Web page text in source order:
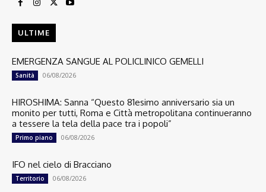
ULTIME
EMERGENZA SANGUE AL POLICLINICO GEMELLI
Sanità 06/08/2026
HIROSHIMA: Sanna “Questo 81esimo anniversario sia un
monito per tutti, Roma e Città metropolitana continueranno
a tessere la tela della pace tra i popoli”
Primo piano 06/08/2026
IFO nel cielo di Bracciano
Territorio 06/08/2026